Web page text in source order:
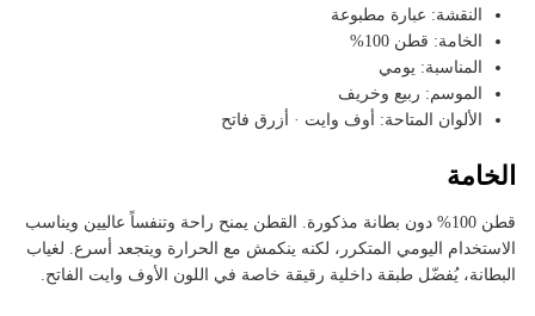
النقشة: عبارة مطبوعة
الخامة: قطن 100%
المناسبة: يومي
الموسم: ربيع وخريف
الألوان المتاحة: أوف وايت · أزرق فاتح
الخامة
قطن 100% دون بطانة مذكورة. القطن يمنح راحة وتنفساً عاليين ويناسب
الاستخدام اليومي المتكرر، لكنه ينكمش مع الحرارة ويتجعد أسرع. لغياب
البطانة، يُفضّل طبقة داخلية رقيقة خاصة في اللون الأوف وايت الفاتح.